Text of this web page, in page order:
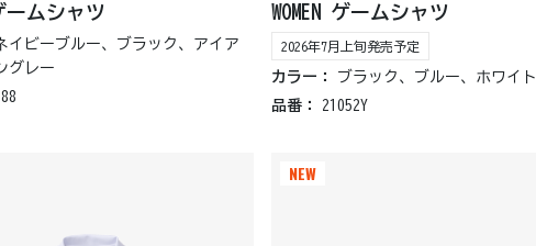
ームシャツ
イビーブルー、ブラック、アイア
グレー
WOMEN ゲームシャツ
2026年7月上旬発売予定
カラー：
ブラック、ブルー、ホワイト
品番：
21052Y
NEW